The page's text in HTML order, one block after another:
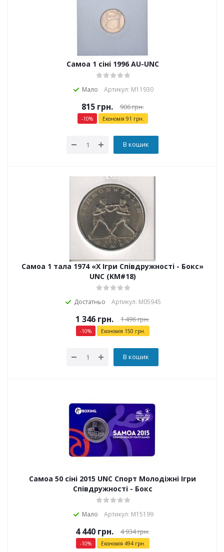
Самоа 1 сіні 1996 AU-UNC
Мало Артикул: М11930
815грн. 906грн.
-10% Економія 91 грн.
В кошик
Самоа 1 тала 1974 «Х Ігри Співдружності - Бокс»
UNC (KM#18)
Достатньо Артикул: М05945
1 346 грн. 1 496грн.
-10% Економія 150 грн.
В кошик
Самоа 50 сіні 2015 UNC Спорт Молодіжні Ігри
Співдружності - Бокс
Мало Артикул: М15199
4 440 грн. 4 934грн.
-10% Економія 494грн.